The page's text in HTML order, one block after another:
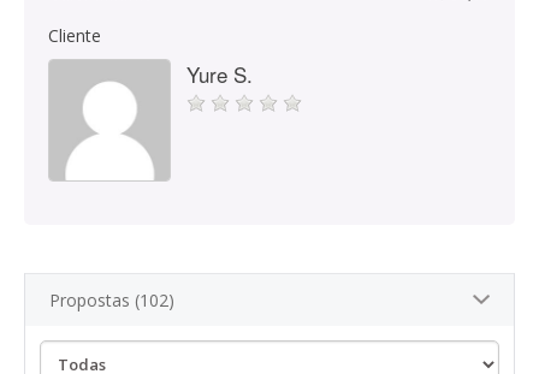
Cliente
Yure S.
Propostas (102)